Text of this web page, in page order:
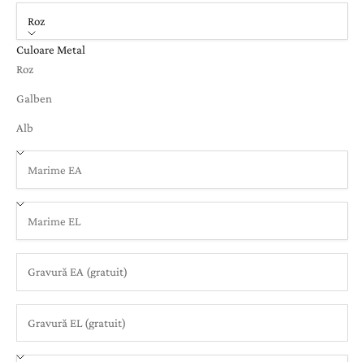
Roz
Culoare Metal
Roz
Galben
Alb